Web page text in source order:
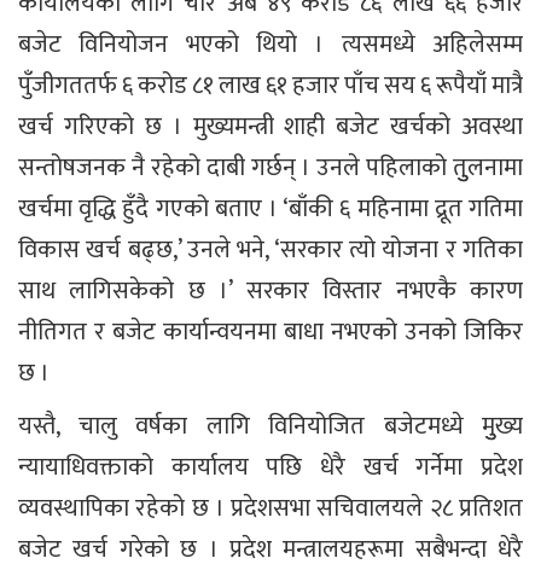
बजेट विनियोजन भएको थियो । त्यसमध्ये अहिलेसम्म
पुँजीगततर्फ ६ करोड ८१ लाख ६१ हजार पाँच सय ६ रूपैयाँ मात्रै
खर्च गरिएको छ । मुख्यमन्त्री शाही बजेट खर्चको अवस्था
सन्तोषजनक नै रहेको दाबी गर्छन् । उनले पहिलाको तुुलनामा
खर्चमा वृद्धि हुँदै गएको बताए । ‘बाँकी ६ महिनामा द्रूत गतिमा
विकास खर्च बढ्छ,’ उनले भने, ‘सरकार त्यो योजना र गतिका
साथ लागिसकेको छ ।’ सरकार विस्तार नभएकै कारण
नीतिगत र बजेट कार्यान्वयनमा बाधा नभएको उनको जिकिर
छ ।
यस्तै, चालु वर्षका लागि विनियोजित बजेटमध्ये मुुख्य
न्यायाधिवक्ताको कार्यालय पछि धेरै खर्च गर्नेमा प्रदेश
व्यवस्थापिका रहेको छ । प्रदेशसभा सचिवालयले २८ प्रतिशत
बजेट खर्च गरेको छ । प्रदेश मन्त्रालयहरूमा सबैभन्दा धेरै